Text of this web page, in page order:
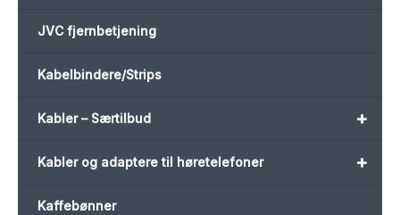
JVC fjernbetjening
Kabelbindere/Strips
+
Kabler – Særtilbud
+
Kabler og adaptere til høretelefoner
Kaffebønner